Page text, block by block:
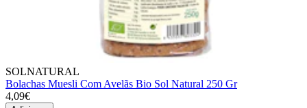
SOLNATURAL
Bolachas Muesli Com Avelãs Bio Sol Natural 250 Gr
4,09€